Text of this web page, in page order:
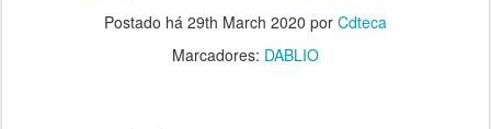
Postado há 29th March 2020 por Cdteca
Marcadores: DABLIO